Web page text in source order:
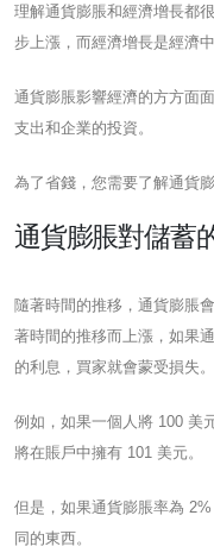
理解通貨膨脹和經濟增長都
步上漲，而經濟增長是經濟
通貨膨脹影響經濟的方方面
支出和企業的投資。
為了省錢，您需要了解通貨
通貨膨脹對儲蓄
隨著時間的推移，通貨膨脹
著時間的推移而上漲，如果
的利息，買家就會蒙受損失。
例如，如果一個人將 100 美
將在賬戶中擁有 101 美元。
但是，如果通貨膨脹率為
同的東西。